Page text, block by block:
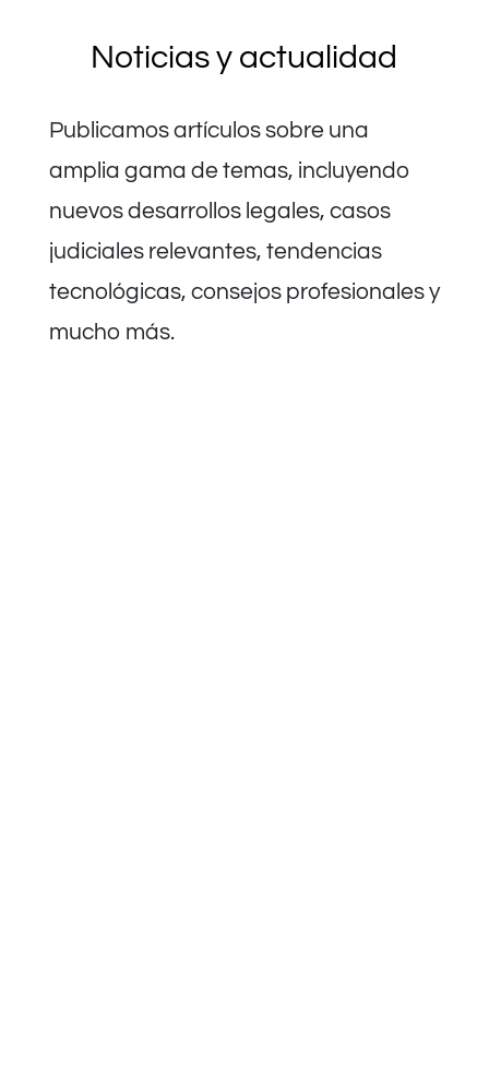
Noticias y actualidad
Publicamos artículos sobre una
amplia gama de temas, incluyendo
nuevos desarrollos legales, casos
judiciales relevantes, tendencias
tecnológicas, consejos profesionales y
mucho más.